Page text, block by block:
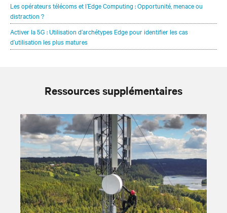
Les opérateurs télécoms et l’Edge Computing : Opportunité, menace ou
distraction ?
Activer la 5G : Utilisation d’archétypes Edge pour identifier les cas
d’utilisation les plus matures
Ressources supplémentaires